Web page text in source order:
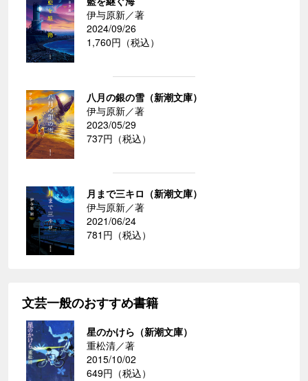
伊与原新／著
2024/09/26
1,760円（税込）
八月の銀の雪（新潮文庫）
伊与原新／著
2023/05/29
737円（税込）
月まで三キロ（新潮文庫）
伊与原新／著
2021/06/24
781円（税込）
文芸一般のおすすめ書籍
星のかけら（新潮文庫）
重松清／著
2015/10/02
649円（税込）